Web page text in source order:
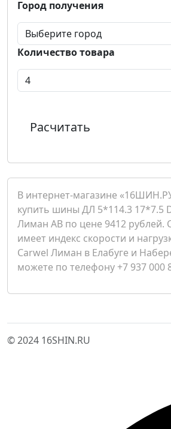
Город получения
Количество товара
Расчитать
В интернет-магазине
купить шины ДЛ 5*114.3 17*7.5
Лиман AB по цене 9412 рублей.
имеет индекс скорости и
Carwel Лиман в Елабуге и
можете по телефону +7 937 000
© 2024 16SHIN.RU